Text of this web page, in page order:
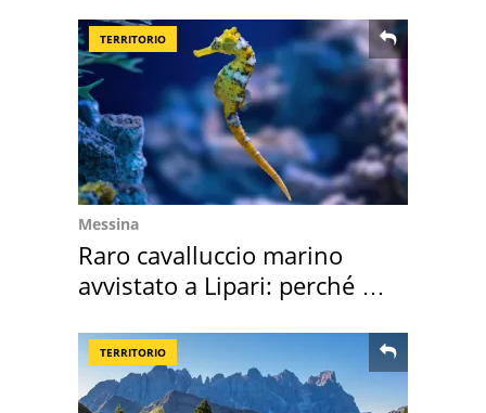
TERRITORIO
Messina
Raro cavalluccio marino
avvistato a Lipari: perché è
TERRITORIO